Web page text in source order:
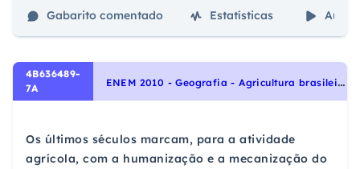
Gabarito comentado Estatísticas Aulas
4B636489-
7A
E
NEM 2010 - Geografia - Agricultura brasileira, Agropecuária
Os últimos séculos marcam, para a atividade
agrícola, com a humanização e a mecanização do